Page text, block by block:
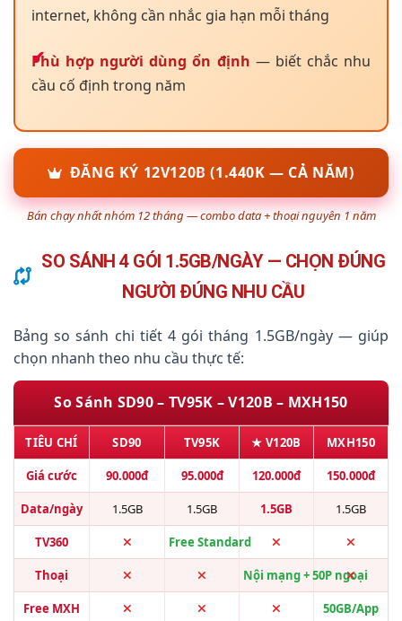
internet, không cần nhắc gia hạn mỗi tháng
Phù hợp người dùng ổn định — biết chắc nhu
cầu cố định trong năm
ĐĂNG KÝ 12V120B (1.440K — CẢ NĂM)
Bán chạy nhất nhóm 12 tháng — combo data + thoại nguyên 1 năm
SO SÁNH 4 GÓI 1.5GB/NGÀY — CHỌN ĐÚNG
NGƯỜI ĐÚNG NHU CẦU
Bảng so sánh chi tiết 4 gói tháng 1.5GB/ngày — giúp
chọn nhanh theo nhu cầu thực tế:
So Sánh SD90 – TV95K – V120B – MXH150
TIÊU CHÍ SD90 TV95K ★ V120B MXH150
Giá cước 90.000đ 95.000đ 120.000đ 150.000đ
Data/ngày 1.5GB 1.5GB 1.5GB 1.5GB
TV360 Free Standard
Thoại Nội mạng + 50P ngoại
Free MXH 50GB/App